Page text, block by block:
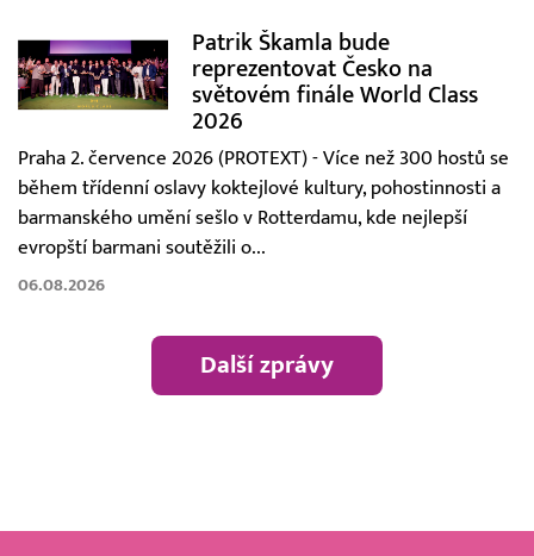
Patrik Škamla bude
reprezentovat Česko na
světovém finále World Class
2026
Praha 2. července 2026 (PROTEXT) - Více než 300 hostů se
během třídenní oslavy koktejlové kultury, pohostinnosti a
barmanského umění sešlo v Rotterdamu, kde nejlepší
evropští barmani soutěžili o...
06.08.2026
Další zprávy